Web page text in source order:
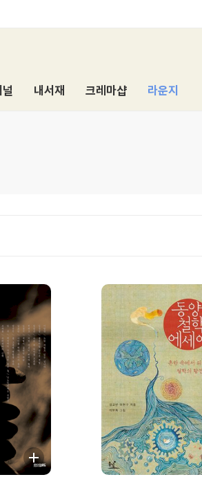
내서재 크레마샵 라운지